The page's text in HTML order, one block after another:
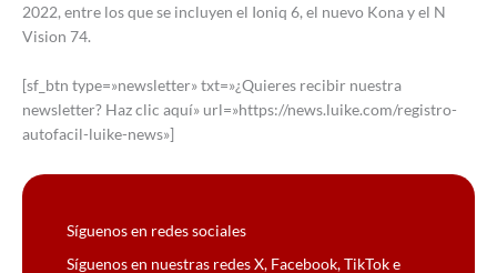
2022, entre los que se incluyen el Ioniq 6, el nuevo Kona y el N
Vision 74.
[sf_btn type=»newsletter» txt=»¿Quieres recibir nuestra
newsletter? Haz clic aquí» url=»https://news.luike.com/registro-
autofacil-luike-news»]
Síguenos en redes sociales
Síguenos en nuestras redes X, Facebook, TikTok e